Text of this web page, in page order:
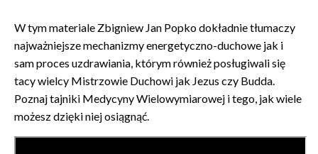
W tym materiale Zbigniew Jan Popko dokładnie tłumaczy
najważniejsze mechanizmy energetyczno-duchowe jak i
sam proces uzdrawiania, którym również posługiwali się
tacy wielcy Mistrzowie Duchowi jak Jezus czy Budda.
Poznaj tajniki Medycyny Wielowymiarowej i tego, jak wiele
możesz dzięki niej osiągnąć.